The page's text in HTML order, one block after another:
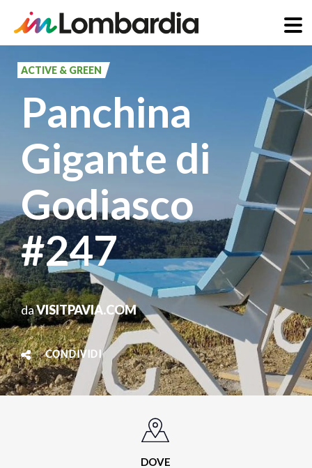
principale
ACTIVE & GREEN
Panchina
Gigante di
Godiasco
#247
daVISITPAVIA.COM
CONDIVIDI
DOVE